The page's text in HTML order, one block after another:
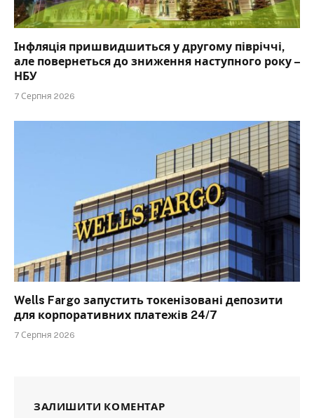
Інфляція пришвидшиться у другому півріччі,
але повернеться до зниження наступного року –
НБУ
7 Серпня 2026
Wells Fargo запустить токенізовані депозити
для корпоративних платежів 24/7
7 Серпня 2026
ЗАЛИШИТИ КОМЕНТАР